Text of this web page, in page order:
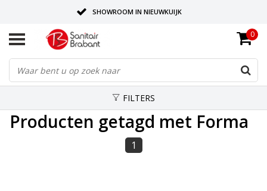
SHOWROOM IN NIEUWKUIJK
BEZORGING OP AFSPRAAK
LEVERING EN REALISATIE ONDER EEN DAK!
0
FILTERS
Producten getagd met Forma
1